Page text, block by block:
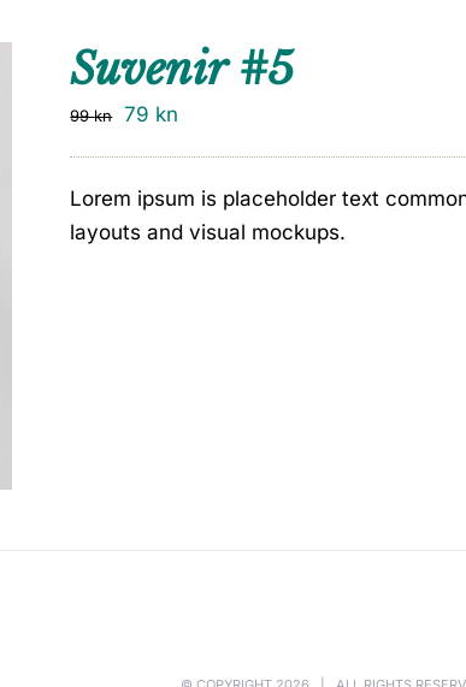
Suvenir #5
99kn 79 kn
Lorem ipsum is placeholder text
layouts and visual mockups.